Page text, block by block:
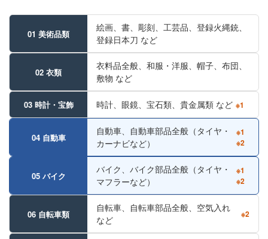
01 美術品類
絵画、書、彫刻、工芸品、登録火縄銃、
登録日本刀 など
02 衣類
衣料品全般、和服・洋服、帽子、布団、
敷物 など
03 時計・宝飾 時計、眼鏡、宝石類、貴金属類 など ※1
04 自動車
自動車、自動車部品全般（タイヤ・
カーナビなど）
※1
※2
05 バイク
バイク、バイク部品全般（タイヤ・
マフラーなど）
※1
※2
06 自転車類
自転車、自転車部品全般、空気入れ
など
※2